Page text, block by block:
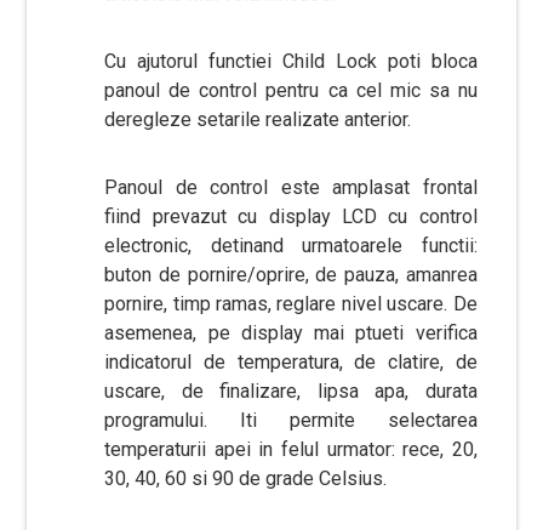
Cu ajutorul functiei Child Lock poti bloca
panoul de control pentru ca cel mic sa nu
deregleze setarile realizate anterior.
Panoul de control este amplasat frontal
fiind prevazut cu display LCD cu control
electronic, detinand urmatoarele functii:
buton de pornire/oprire, de pauza, amanrea
pornire, timp ramas, reglare nivel uscare. De
asemenea, pe display mai ptueti verifica
indicatorul de temperatura, de clatire, de
uscare, de finalizare, lipsa apa, durata
programului. Iti permite selectarea
temperaturii apei in felul urmator: rece, 20,
30, 40, 60 si 90 de grade Celsius.